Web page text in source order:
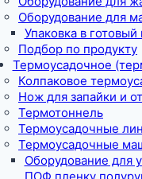
Оборудование для
Упаковка в готовый
Подбор по продукту
Термоусадочное
Колпаковое
Нож для запайки и
Термотоннель
Термоусадочные
Термоусадочные
Оборудование для